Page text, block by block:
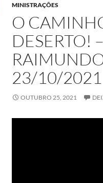
MINISTRAÇÕES
O
DESERTO!
23/10/2021
OUTUBRO 25, 2021